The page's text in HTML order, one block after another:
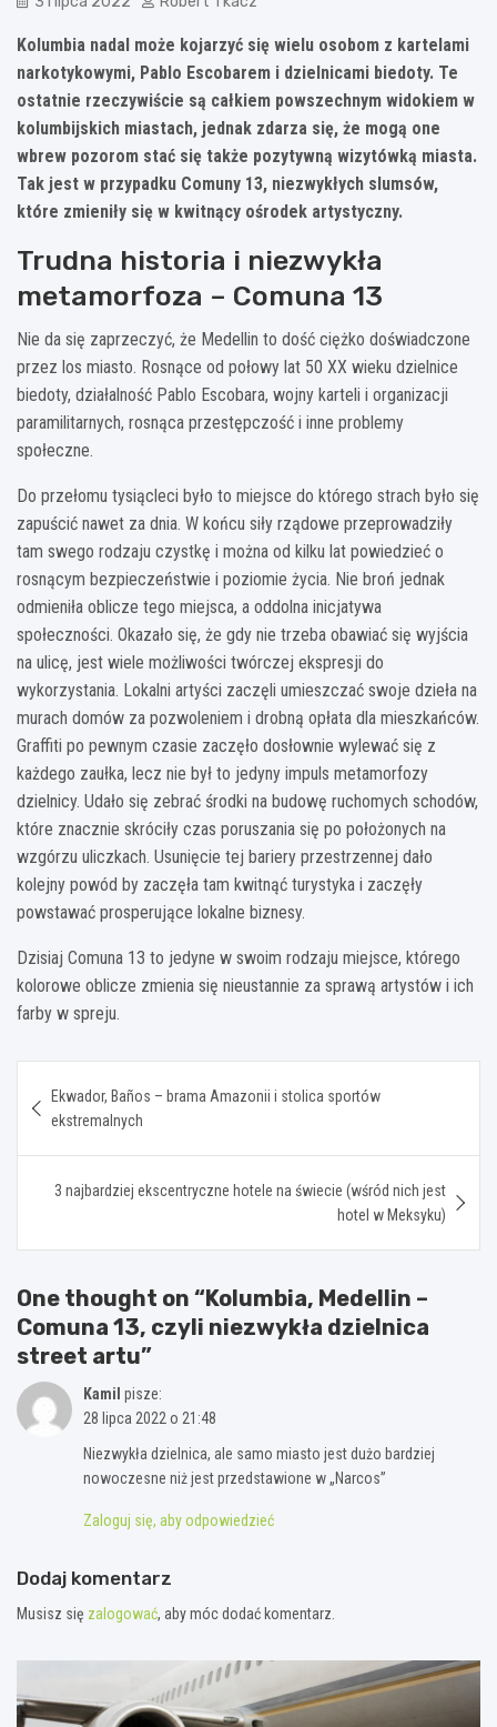
Kolumbia nadal może kojarzyć się wielu osobom z kartelami
narkotykowymi, Pablo Escobarem i dzielnicami biedoty. Te
ostatnie rzeczywiście są całkiem powszechnym widokiem w
kolumbijskich miastach, jednak zdarza się, że mogą one
wbrew pozorom stać się także pozytywną wizytówką miasta.
Tak jest w przypadku Comuny 13, niezwykłych slumsów,
które zmieniły się w kwitnący ośrodek artystyczny.
Trudna historia i niezwykła
metamorfoza – Comuna 13
Nie da się zaprzeczyć, że Medellin to dość ciężko doświadczone
przez los miasto. Rosnące od połowy lat 50 XX wieku dzielnice
biedoty, działalność Pablo Escobara, wojny karteli i organizacji
paramilitarnych, rosnąca przestępczość i inne problemy
społeczne.
Do przełomu tysiącleci było to miejsce do którego strach było się
zapuścić nawet za dnia. W końcu siły rządowe przeprowadziły
tam swego rodzaju czystkę i można od kilku lat powiedzieć o
rosnącym bezpieczeństwie i poziomie życia. Nie broń jednak
odmieniła oblicze tego miejsca, a oddolna inicjatywa
społeczności. Okazało się, że gdy nie trzeba obawiać się wyjścia
na ulicę, jest wiele możliwości twórczej ekspresji do
wykorzystania. Lokalni artyści zaczęli umieszczać swoje dzieła na
murach domów za pozwoleniem i drobną opłata dla mieszkańców.
Graffiti po pewnym czasie zaczęło dosłownie wylewać się z
każdego zaułka, lecz nie był to jedyny impuls metamorfozy
dzielnicy. Udało się zebrać środki na budowę ruchomych schodów,
które znacznie skróciły czas poruszania się po położonych na
wzgórzu uliczkach. Usunięcie tej bariery przestrzennej dało
kolejny powód by zaczęła tam kwitnąć turystyka i zaczęły
powstawać prosperujące lokalne biznesy.
Dzisiaj Comuna 13 to jedyne w swoim rodzaju miejsce, którego
kolorowe oblicze zmienia się nieustannie za sprawą artystów i ich
farby w spreju.
wpisu
Ekwador, Baños – brama Amazonii i stolica sportów
ekstremalnych
3 najbardziej ekscentryczne hotele na świecie (wśród nich jest
hotel w Meksyku)
One thought on “ Kolumbia, Medellin –
Comuna 13, czyli niezwykła dzielnica
street artu”
Kamil pisze:
28 lipca 2022 o 21:48
Niezwykła dzielnica, ale samo miasto jest dużo bardziej
nowoczesne niż jest przedstawione w „Narcos”
Zaloguj się, aby odpowiedzieć
Dodaj komentarz
Musisz się zalogować, aby móc dodać komentarz.